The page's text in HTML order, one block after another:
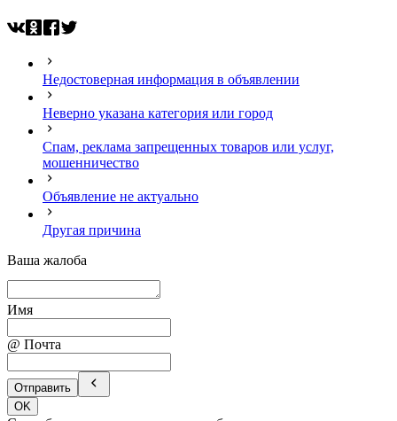
Недостоверная информация в объявлении
Неверно указана категория или город
Спам, реклама запрещенных товаров или услуг,
мошенничество
Объявление не актуально
Другая причина
Ваша жалоба
Имя
@ Почта
Отправить
OK